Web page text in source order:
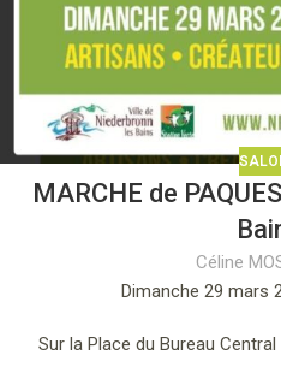
MARCHE de
Céline
Dimanche 29 mars
Sur la Place du Bureau Central